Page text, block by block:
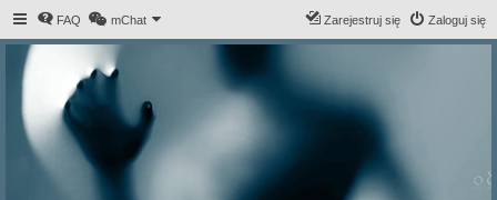
FAQ mChat Zaloguj się
Zarejestruj się